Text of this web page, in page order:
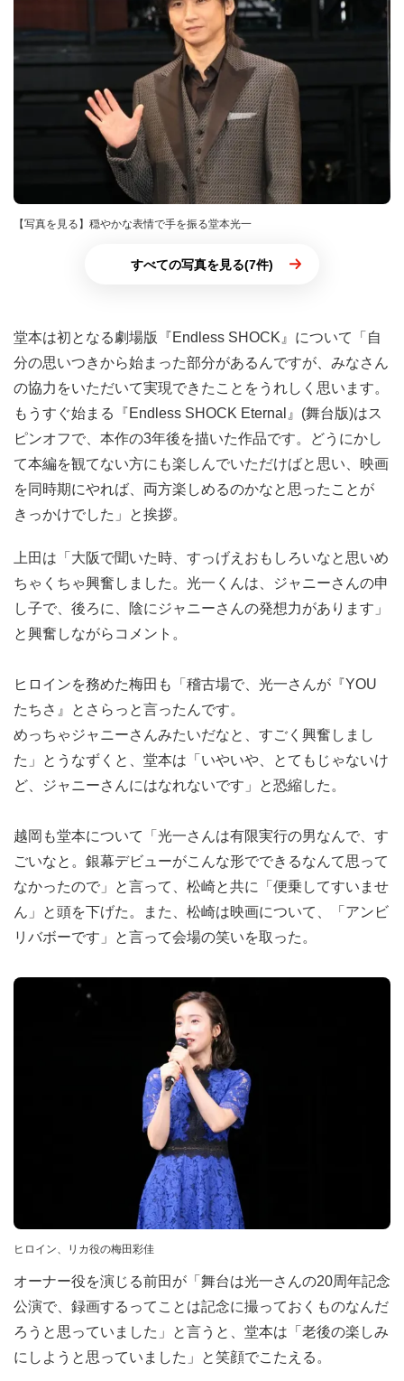
【写真を見る】穏やかな表情で手を振る堂本光一
すべての写真を見る(7件)
堂本は初となる劇場版『Endless SHOCK』について「自
分の思いつきから始まった部分があるんですが、みなさん
の協力をいただいて実現できたことをうれしく思います。
もうすぐ始まる『Endless SHOCK Eternal』(舞台版)はス
ピンオフで、本作の3年後を描いた作品です。どうにかし
て本編を観てない方にも楽しんでいただけばと思い、映画
を同時期にやれば、両方楽しめるのかなと思ったことが
きっかけでした」と挨拶。
上田は「大阪で聞いた時、すっげえおもしろいなと思いめ
ちゃくちゃ興奮しました。光一くんは、ジャニーさんの申
し子で、後ろに、陰にジャニーさんの発想力があります」
と興奮しながらコメント。
ヒロインを務めた梅⽥も「稽古場で、光一さんが『YOU
たちさ』とさらっと言ったんです。
めっちゃジャニーさんみたいだなと、すごく興奮しまし
た」とうなずくと、堂本は「いやいや、とてもじゃないけ
ど、ジャニーさんにはなれないです」と恐縮した。
越岡も堂本について「光一さんは有限実行の男なんで、す
ごいなと。銀幕デビューがこんな形でできるなんて思って
なかったので」と言って、松崎と共に「便乗してすいませ
ん」と頭を下げた。また、松崎は映画について、「アンビ
リバボーです」と言って会場の笑いを取った。
ヒロイン、リカ役の梅⽥彩佳
オーナー役を演じる前田が「舞台は光一さんの20周年記念
公演で、録画するってことは記念に撮っておくものなんだ
ろうと思っていました」と言うと、堂本は「老後の楽しみ
にしようと思っていました」と笑顔でこたえる。